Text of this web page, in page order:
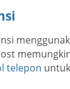
telepon